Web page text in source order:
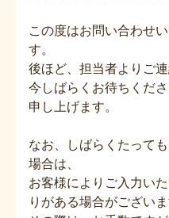
この度はお問い合わせ
す。
後ほど、担当者よりご
今しばらくお待ちくだ
申し上げます。
なお、しばらくたって
場合は、
お客様によりご入力い
りがある場合がございま